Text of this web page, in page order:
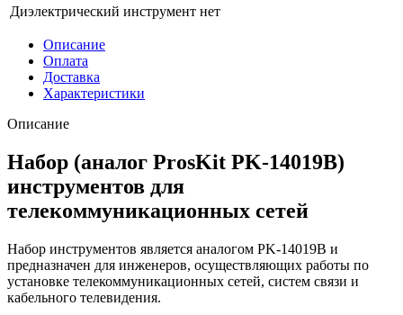
Диэлектрический инструмент нет
Описание
Оплата
Доставка
Характеристики
Описание
Набор (аналог ProsKit PK-14019B)
инструментов для
телекоммуникационных сетей
Набор инструментов является аналогом PK-14019B и
предназначен для инженеров, осуществляющих работы по
установке телекоммуникационных сетей, систем связи и
кабельного телевидения.